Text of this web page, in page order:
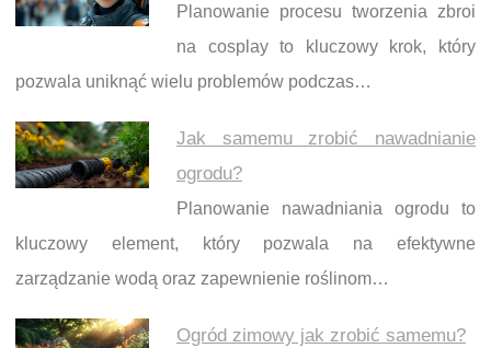
Planowanie procesu tworzenia zbroi
na cosplay to kluczowy krok, który
pozwala uniknąć wielu problemów podczas…
Jak samemu zrobić nawadnianie
ogrodu?
Planowanie nawadniania ogrodu to
kluczowy element, który pozwala na efektywne
zarządzanie wodą oraz zapewnienie roślinom…
Ogród zimowy jak zrobić samemu?